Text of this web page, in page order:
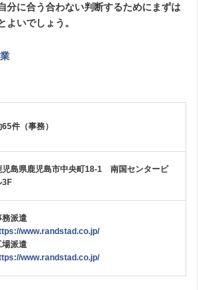
分に合う合わない判断するためにまずは
よいでしょう。
65件（事務）
児島県鹿児島市中央町18-1 南国センタービ
3F
務派遣
www.randstad.co.jp/
場派遣
www.randstad.co.jp/